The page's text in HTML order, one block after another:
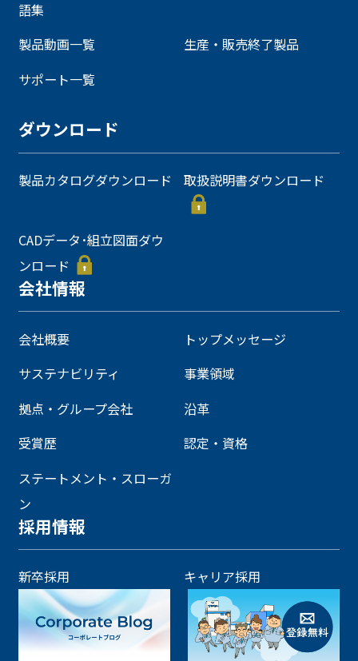
語集
製品動画一覧
生産・販売終了製品
サポート一覧
ダウンロード
製品カタログダウンロード 取扱説明書ダウンロード
CADデータ･組立図面ダウ
ンロード
会社情報
会社概要
トップメッセージ
サステナビリティ
事業領域
拠点・グループ会社
沿革
受賞歴
認定・資格
ステートメント・スローガ
ン
採用情報
新卒採用 キャリア採用